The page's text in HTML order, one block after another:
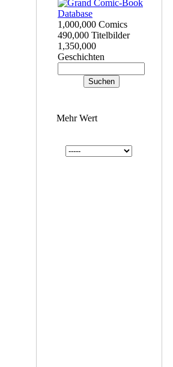
1,000,000 Comics
490,000 Titelbilder
1,350,000
Geschichten
Mehr Wert